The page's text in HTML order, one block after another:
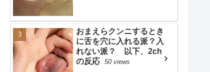
おまえらクンニするとき
に舌を穴に入れる派？入
れない派？ 以下、2ch
の反応 50 views